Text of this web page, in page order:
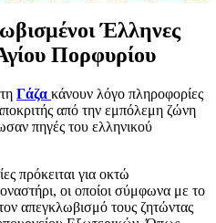
Έλληνες
Πορφυρίου
Γάζα κάνουν λόγο πληροφορίες
από την εμπόλεμη ζώνη
πηγές του ελληνικού
πρόκειται για οκτώ
οι οποίοι σύμφωνα με το
απεγκλωβισμό τους ζητώντας